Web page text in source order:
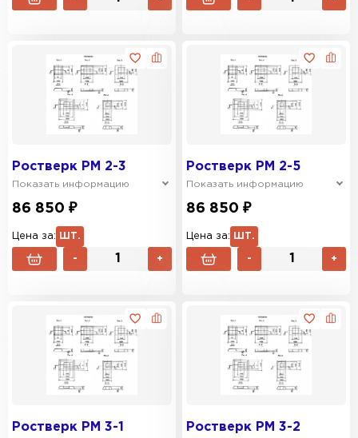
Ростверк РМ 2-3
Показать информацию
86 850 ₽
Цена за: ШТ.
- +
Ростверк РМ 2-5
Показать информацию
86 850 ₽
Цена за: ШТ.
- +
Ростверк РМ 3-1 Ростверк РМ 3-2